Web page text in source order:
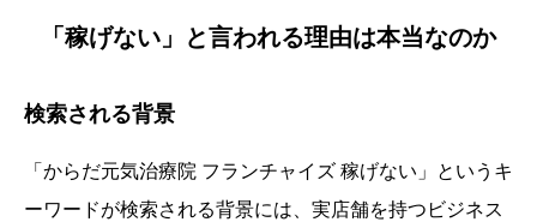
「稼げない」と言われる理由は本当なのか
検索される背景
「からだ元気治療院 フランチャイズ 稼げない」というキ
ーワードが検索される背景には、実店舗を持つビジネス